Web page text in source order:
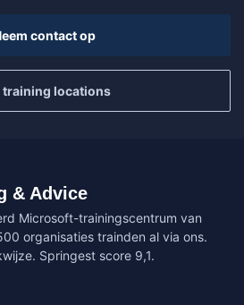
contact op
training locations
& Advice
Microsoft-trainingscentrum van
organisaties trainden al via ons.
Springest score 9,1.